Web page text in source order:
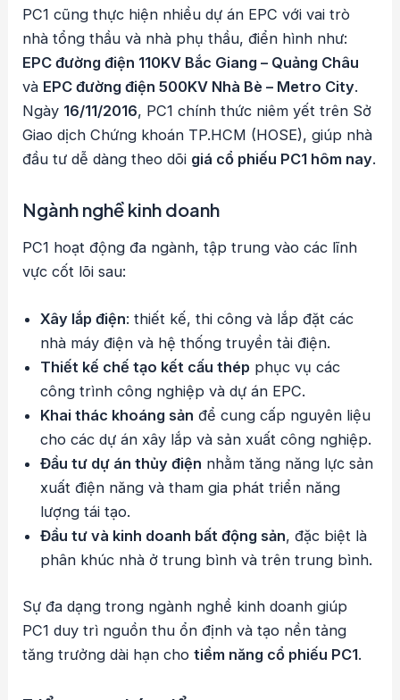
PC1 cũng thực hiện nhiều dự án EPC với vai trò
nhà tổng thầu và nhà phụ thầu, điển hình như:
EPC đường điện 110KV Bắc Giang – Quảng Châu
và EPC đường điện 500KV Nhà Bè – Metro City.
Ngày 16/11/2016, PC1 chính thức niêm yết trên Sở
Giao dịch Chứng khoán TP.HCM (HOSE), giúp nhà
đầu tư dễ dàng theo dõi giá cổ phiếu PC1 hôm nay.
Ngành nghề kinh doanh
PC1 hoạt động đa ngành, tập trung vào các lĩnh
vực cốt lõi sau:
Xây lắp điện: thiết kế, thi công và lắp đặt các
nhà máy điện và hệ thống truyền tải điện.
Thiết kế chế tạo kết cấu thép phục vụ các
công trình công nghiệp và dự án EPC.
Khai thác khoáng sản để cung cấp nguyên liệu
cho các dự án xây lắp và sản xuất công nghiệp.
Đầu tư dự án thủy điện nhằm tăng năng lực sản
xuất điện năng và tham gia phát triển năng
lượng tái tạo.
Đầu tư và kinh doanh bất động sản, đặc biệt là
phân khúc nhà ở trung bình và trên trung bình.
Sự đa dạng trong ngành nghề kinh doanh giúp
PC1 duy trì nguồn thu ổn định và tạo nền tảng
tăng trưởng dài hạn chotiềm năng cổ phiếu PC1.